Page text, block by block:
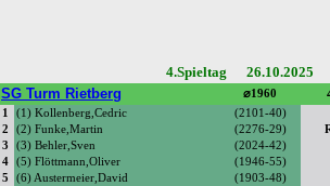
4.Spieltag 26.10.2025
SG Turm Rietberg
⌀1960
1 (1) Kollenberg,Cedric
(2101-40)
2
(2) Funke,Martin (2276-29)
3
(3) Behler,Sven
(2024-42)
4
(5) Flöttmann,Oliver
(1946-55)
5
(6) Austermeier,David
(1903-48)